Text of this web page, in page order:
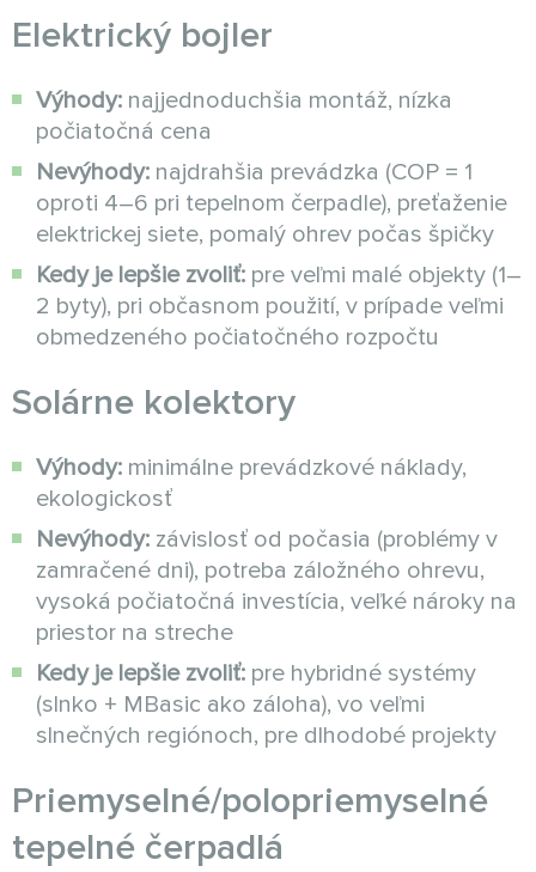
Elektrický bojler
Výhody: najjednoduchšia montáž, nízka
počiatočná cena
Nevýhody: najdrahšia prevádzka (COP = 1
oproti 4–6 pri tepelnom čerpadle), preťaženie
elektrickej siete, pomalý ohrev počas špičky
Kedy je lepšie zvoliť: pre veľmi malé objekty (1–
2 byty), pri občasnom použití, v prípade veľmi
obmedzeného počiatočného rozpočtu
Solárne kolektory
Výhody: minimálne prevádzkové náklady,
ekologickosť
Nevýhody: závislosť od počasia (problémy v
zamračené dni), potreba záložného ohrevu,
vysoká počiatočná investícia, veľké nároky na
priestor na streche
Kedy je lepšie zvoliť: pre hybridné systémy
(slnko + MBasic ako záloha), vo veľmi
slnečných regiónoch, pre dlhodobé projekty
Priemyselné/polopriemyselné
tepelné čerpadlá